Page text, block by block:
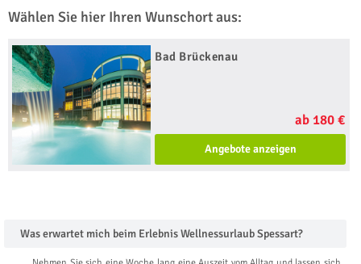
Wählen Sie hier Ihren Wunschort aus:
Bad Brückenau
ab 180 €
Angebote anzeigen
Was erwartet mich beim Erlebnis Wellnessurlaub Spessart?